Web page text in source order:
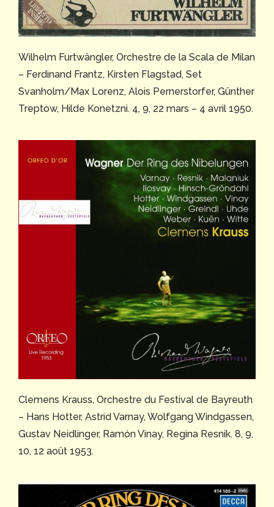
Wilhelm Furtwängler, Orchestre de la Scala de Milan
– Ferdinand Frantz, Kirsten Flagstad, Set
Svanholm/Max Lorenz, Alois Pernerstorfer, Günther
Treptow, Hilde Konetzni. 4, 9, 22 mars – 4 avril 1950.
Clemens Krauss, Orchestre du Festival de Bayreuth
– Hans Hotter, Astrid Varnay, Wolfgang Windgassen,
Gustav Neidlinger, Ramón Vinay, Regina Resnik. 8, 9,
10, 12 août 1953.